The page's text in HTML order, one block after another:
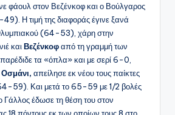
φάουλ στον Βεζένκοφ και ο Βούλγαρος
Η τιμή της διαφοράς έγινε ξανά
(64-53), χάρη στην
και Βεζένκοφαπό τη γραμμή των
τα «όπλα» και με σερί 6-0,
Οσμάνι, απείλησε εκ νέου τους παίκτες
59). Και μετά το 65-59 με 1/2 βολές
Γάλλος έδωσε τη θέση του στον